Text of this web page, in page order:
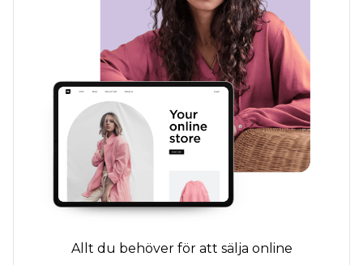
Allt du behöver för att sälja online